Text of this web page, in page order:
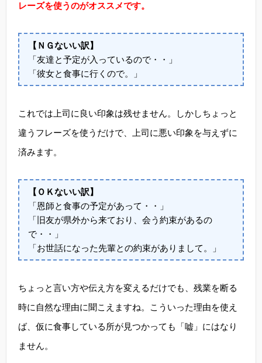
レーズを使うのがオススメです。
【ＮＧないい訳】
「友達と予定が入っているので・・」
「彼女と食事に行くので。」
これでは上司に良い印象は残せません。しかしちょっと
違うフレーズを使うだけで、上司に悪い印象を与えずに
済みます。
【ＯＫないい訳】
「恩師と食事の予定があって・・」
「旧友が県外から来ており、会う約束があるの
で・・」
「お世話になった先輩との約束がありまして。」
ちょっと言い方や伝え方を変えるだけでも、残業を断る
時に自然な理由に聞こえますね。こういった理由を使え
ば、仮に食事している所が見つかっても「嘘」にはなり
ません。